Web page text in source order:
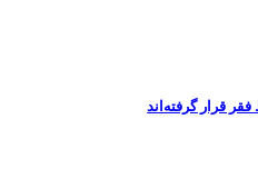
قرار گرفته‌اند